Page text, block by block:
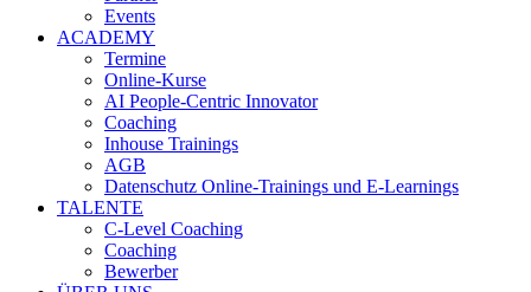
Events
ACADEMY
Termine
Online-Kurse
AI People-Centric Innovator
Coaching
Inhouse Trainings
AGB
Datenschutz Online-Trainings und E-Learnings
TALENTE
C-Level Coaching
Coaching
Bewerber